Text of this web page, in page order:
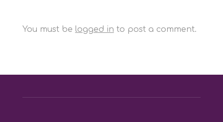
You must be logged in to post a comment.